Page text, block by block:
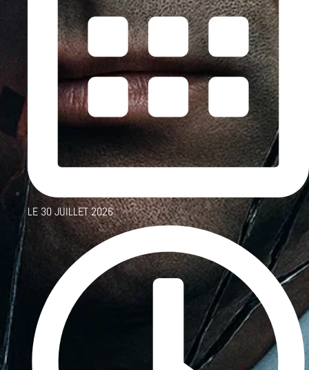
LE 30 JUILLET 2026